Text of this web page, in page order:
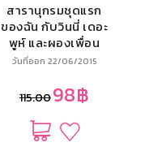
สารานุกรมชุดแรก
ของฉัน กับวินนี่ เดอะ
พูห์ และผองเพื่อน
สัตว์โลก สัตว์เลื้อย
บกครึ่งน้ำ My Very
First
Encyclopedia
วันที่ออก 22/06/2015
115.0098฿